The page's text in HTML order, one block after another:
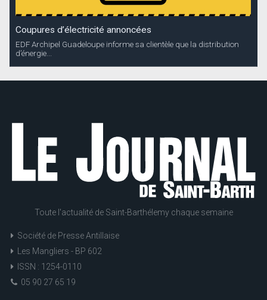
Coupures d’électricité annoncées
EDF Archipel Guadeloupe informe sa clientèle que la distribution
d’énergie...
Toute l'actualité de Saint-Barthélemy chaque semaine
Société de Presse Antillaise
Les Mangliers - BP 602
ISSN : 1254-0110
05 90 27 65 19